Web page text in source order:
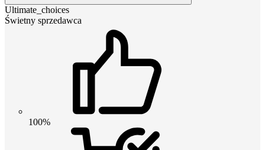
Ultimate_choices
Świetny sprzedawca
100%